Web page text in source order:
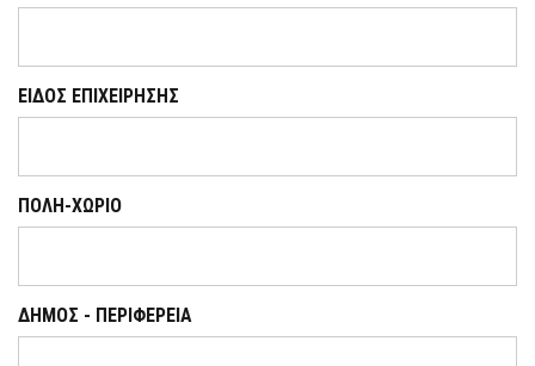
ΕΙΔΟΣ ΕΠΙΧΕΙΡΗΣΗΣ
ΠΟΛΗ-ΧΩΡΙΟ
ΔΗΜΟΣ - ΠΕΡΙΦΕΡΕΙΑ